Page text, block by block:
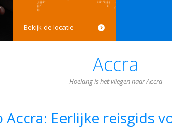
Bekijk de locatie
Accra
Hoelang is het vliegen naar Accra
Eerlijke reisgids